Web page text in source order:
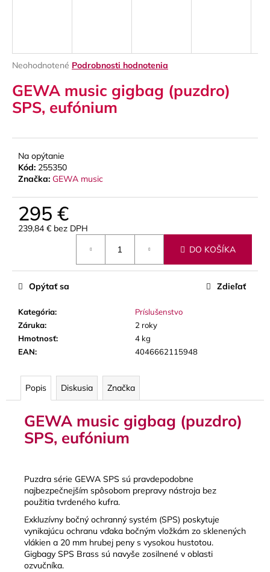
Priemerné
produktu
je
0,0
Neohodnotené Podrobnosti hodnotenia
GEWA music gigbag (puzdro)
SPS, eufónium
Na opýtanie
Kód: 255350
Značka: GEWA music
295 €
239,84 € bez DPH
DO KOŠÍKA
Kategória:
Príslušenstvo
Záruka:
2 roky
Hmotnosť:
4 kg
EAN: 4046662115948
Opýtať sa Zdieľať
Popis Diskusia Značka
GEWA music gigbag (puzdro)
SPS, eufónium
Puzdra série GEWA SPS sú pravdepodobne
najbezpečnejším spôsobom prepravy nástroja bez
použitia tvrdeného kufra.
Exkluzívny bočný ochranný systém (SPS) poskytuje
vynikajúcu ochranu vďaka bočným vložkám zo sklenených
vlákien a 20 mm hrubej peny s vysokou hustotou.
Gigbagy SPS Brass sú navyše zosilnené v oblasti
ozvučníka.
ť
HĽADAŤ
O
o
č
a
GEWA
MUSIC
(PUZDRO)
PREMIUM,
3
128